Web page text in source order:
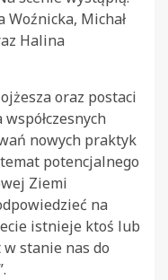
Michał
Halina
oraz postaci
nowych praktyk
potencjalnego
Ziemi
na
istnieje ktoś lub
stanie nas do